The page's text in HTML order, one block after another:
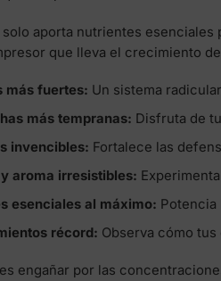
aporta nutrientes esenciales
que lleva el crecimiento
más fuertes: Un sistema
más tempranas: Disfruta de
invencibles: Fortalece las
aroma irresistibles:
esenciales al máximo: Potencia
récord: Observa cómo
engañar por las